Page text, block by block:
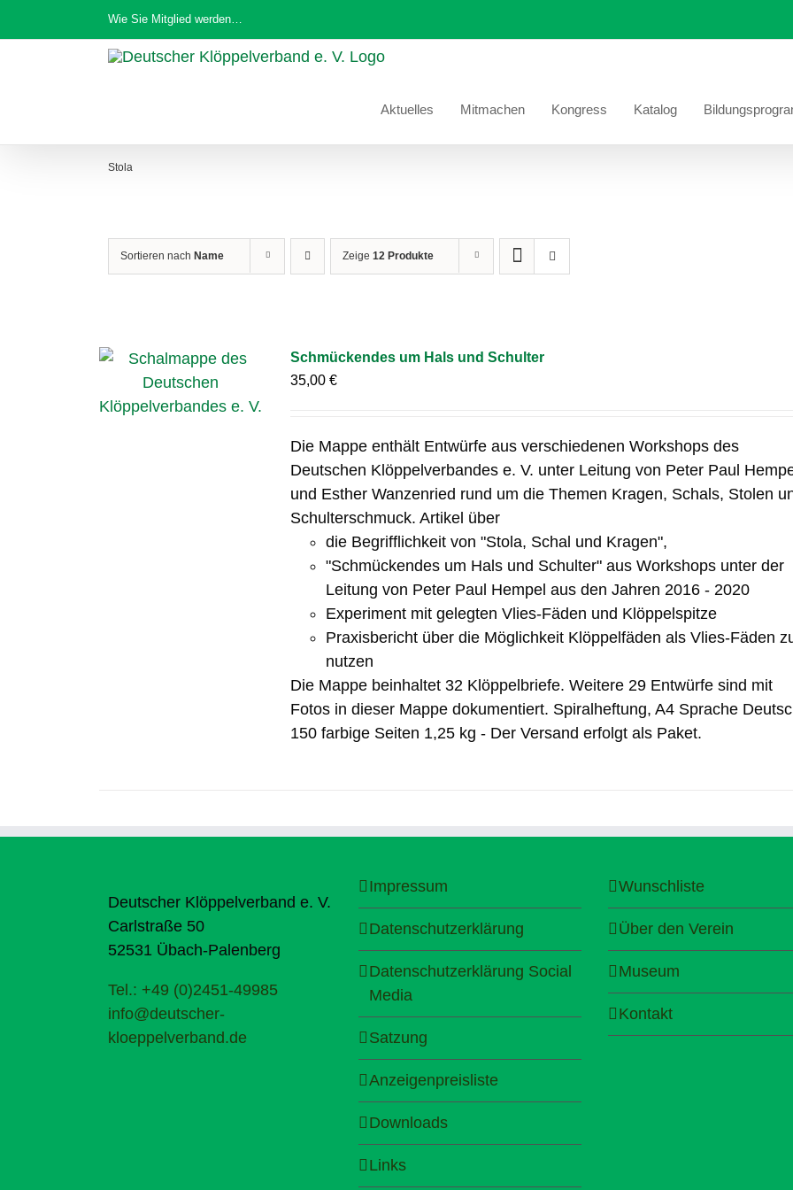
Inhalt
Wie Sie Mitglied werden…
Aktuelles Mitmachen Kongress Katalog
Stola
Sortieren nach Name Zeige 12 Produkte
Schmückendes um Hals und Schulter
35,00€
Die Mappe enthält Entwürfe aus verschiedenen Workshops des
Deutschen Klöppelverbandes e. V. unter Leitung von Peter Paul
und Esther Wanzenried rund um die Themen Kragen, Schals, Stolen
Schulterschmuck. Artikel über
die Begrifflichkeit von "Stola, Schal und Kragen",
"Schmückendes um Hals und Schulter" aus Workshops unter der
Leitung von Peter Paul Hempel aus den Jahren 2016 - 2020
Experiment mit gelegten Vlies-Fäden und Klöppelspitze
Praxisbericht über die Möglichkeit Klöppelfäden als Vlies-Fäden
nutzen
Die Mappe beinhaltet 32 Klöppelbriefe. Weitere 29 Entwürfe sind mit
Fotos in dieser Mappe dokumentiert. Spiralheftung, A4 Sprache
150 farbige Seiten 1,25 kg - Der Versand erfolgt als Paket.
Deutscher Klöppelverband e. V.
Carlstraße 50
52531 Übach-Palenberg
Tel.: +49 (0)2451-49985
info@deutscher-
kloeppelverband.de
Impressum
Datenschutzerklärung
Datenschutzerklärung Social
Media
Satzung
Anzeigenpreisliste
Downloads
Links
Wunschliste
Über den Verein
Museum
Kontakt